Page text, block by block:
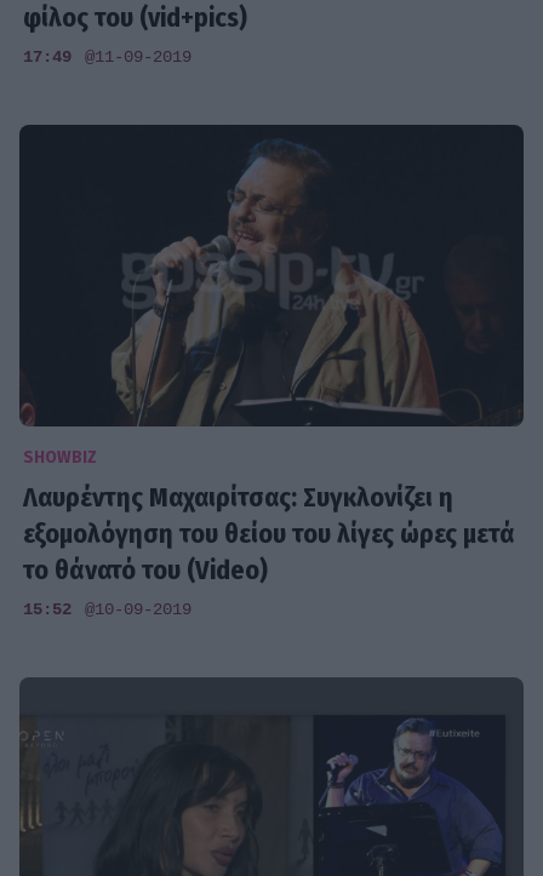
φίλος του (vid+pics)
17:49 @11-09-2019
SHOWBIZ
Λαυρέντης Μαχαιρίτσας: Συγκλονίζει η
εξομολόγηση του θείου του λίγες ώρες μετά
το θάνατό του (Video)
15:52 @10-09-2019